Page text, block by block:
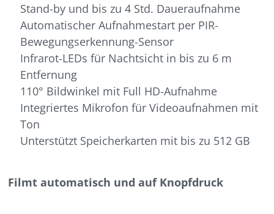
Stand-by und bis zu 4 Std. Daueraufnahme
Automatischer Aufnahmestart per PIR-
Bewegungserkennung-Sensor
Infrarot-LEDs für Nachtsicht in bis zu 6 m
Entfernung
110° Bildwinkel mit Full HD-Aufnahme
Integriertes Mikrofon für Videoaufnahmen mit
Ton
Unterstützt Speicherkarten mit bis zu 512 GB
Filmt automatisch und auf Knopfdruck